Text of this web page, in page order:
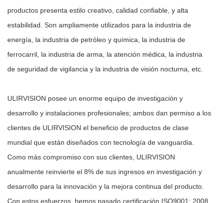
productos presenta estilo creativo, calidad confiable, y alta
estabilidad. Son ampliamente utilizados para la industria de
energía, la industria de petróleo y química, la industria de
ferrocarril, la industria de arma, la atención médica, la industria
de seguridad de vigilancia y la industria de visión nocturna, etc.
ULIRVISION posee un enorme equipo de investigación y
desarrollo y instalaciones profesionales; ambos dan permiso a los
clientes de ULIRVISION el beneficio de productos de clase
mundial que están diseñados con tecnología de vanguardia.
Como más compromiso con sus clientes, ULIRVISION
anualmente reinvierte el 8% de sus ingresos en investigación y
desarrollo para la innovación y la mejora continua del producto.
Con estos esfuerzos, hemos pasado certificación ISO9001: 2008